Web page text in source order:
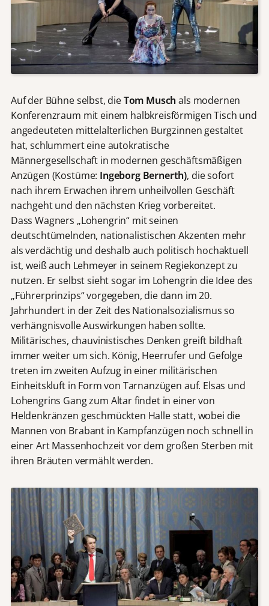
Auf der Bühne selbst, dieTom Muschals modernen
Konferenzraum mit einem halbkreisförmigen Tisch und
angedeuteten mittelalterlichen Burgzinnen gestaltet
hat, schlummert eine autokratische
Männergesellschaft in modernen geschäftsmäßigen
Anzügen (Kostüme: Ingeborg Bernerth), die sofort
nach ihrem Erwachen ihrem unheilvollen Geschäft
nachgeht und den nächsten Krieg vorbereitet.
Dass Wagners „Lohengrin“ mit seinen
deutschtümelnden, nationalistischen Akzenten mehr
als verdächtig und deshalb auch politisch hochaktuell
ist, weiß auch Lehmeyer in seinem Regiekonzept zu
nutzen. Er selbst sieht sogar im Lohengrin die Idee des
„Führerprinzips“ vorgegeben, die dann im 20.
Jahrhundert in der Zeit des Nationalsozialismus so
verhängnisvolle Auswirkungen haben sollte.
Militärisches, chauvinistisches Denken greift bildhaft
immer weiter um sich. König, Heerrufer und Gefolge
treten im zweiten Aufzug in einer militärischen
Einheitskluft in Form von Tarnanzügen auf. Elsas und
Lohengrins Gang zum Altar findet in einer von
Heldenkränzen geschmückten Halle statt, wobei die
Mannen von Brabant in Kampfanzügen noch schnell in
einer Art Massenhochzeit vor dem großen Sterben mit
ihren Bräuten vermählt werden.